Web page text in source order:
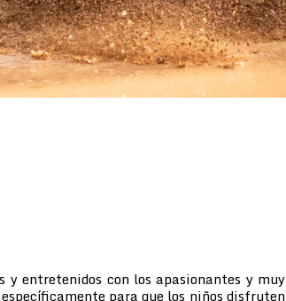
y entretenidos con los apasionantes y muy
para que los niños disfruten